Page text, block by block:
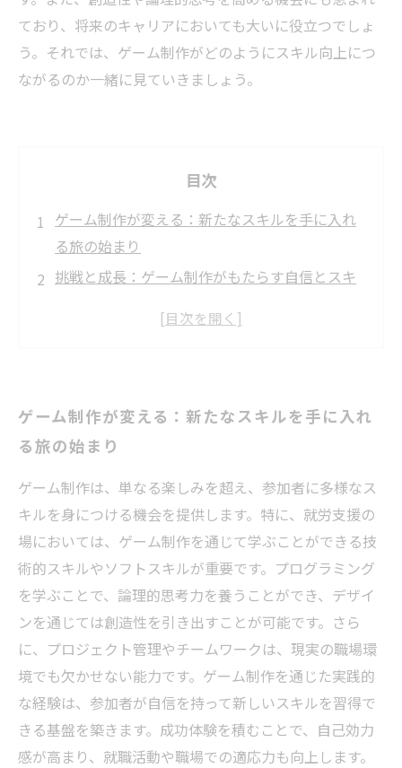
ており、将来のキャリアにおいても大いに役立つでしょ
う。それでは、ゲーム制作がどのようにスキル向上につ
ながるのか一緒に見ていきましょう。
目次
ゲーム制作が変える：新たなスキルを手に入れ
る旅の始まり
挑戦と成長：ゲーム制作がもたらす自信とスキ
チームワークの力：共同制作を通じて得られる
得過程
創造性の開花：ゲーム制作が育む独自のアイデ
アと論理的思考
業界を越えたスキル：ゲーム制作がもたらすキ
ャリアの可能性
未来へ繋がる道：ゲーム制作を通じて得たスキ
ルの活用法
ゲーム制作が変える：新たなスキルを手に入れ
る旅の始まり
ゲーム制作は、単なる楽しみを超え、参加者に多様なス
キルを身につける機会を提供します。特に、就労支援の
場においては、ゲーム制作を通じて学ぶことができる技
術的スキルやソフトスキルが重要です。プログラミング
を学ぶことで、論理的思考力を養うことができ、デザイ
ンを通じては創造性を引き出すことが可能です。さら
に、プロジェクト管理やチームワークは、現実の職場環
境でも欠かせない能力です。ゲーム制作を通じた実践的
な経験は、参加者が自信を持って新しいスキルを習得で
きる基盤を築きます。成功体験を積むことで、自己効力
感が高まり、就職活動や職場での適応力も向上します。